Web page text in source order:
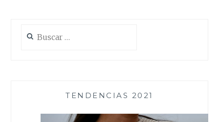
TENDENCIAS 2021